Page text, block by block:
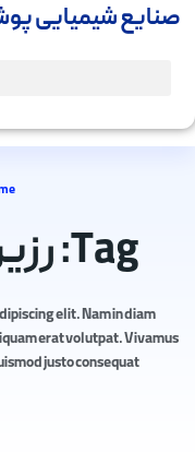
صنایع شیمیایی
Tag: رزین کشتی سازی
elit. Nam in diam
erat volutpat. Vivamus
justo consequat.